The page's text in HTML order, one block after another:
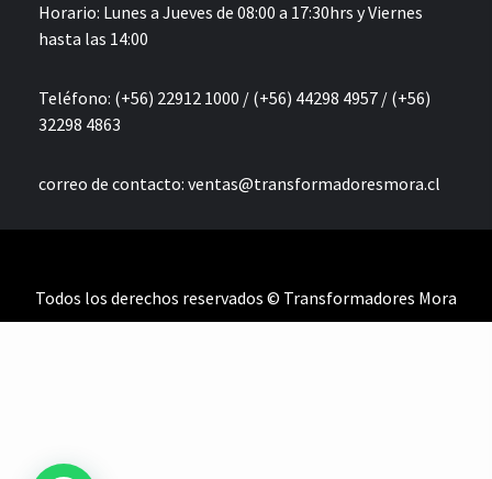
Horario: Lunes a Jueves de 08:00 a 17:30hrs y Viernes
hasta las 14:00
Teléfono: (+56) 22912 1000 / (+56) 44298 4957 / (+56)
32298 4863
correo de contacto: ventas@transformadoresmora.cl
Todos los derechos reservados © Transformadores Mora